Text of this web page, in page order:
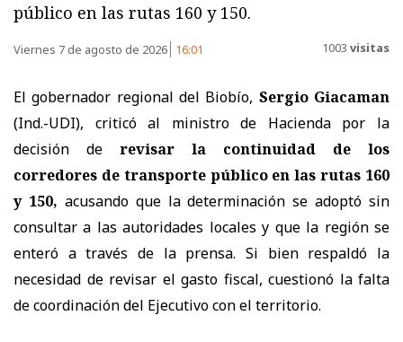
público en las rutas 160 y 150.
Viernes 7 de agosto de 2026 16:01 1003 visitas
El gobernador regional del Biobío, Sergio Giacaman
(Ind.-UDI), criticó al ministro de Hacienda por la
decisión de revisar la continuidad de los
corredores de transporte público en las rutas 160
y 150, acusando que la determinación se adoptó sin
consultar a las autoridades locales y que la región se
enteró a través de la prensa. Si bien respaldó la
necesidad de revisar el gasto fiscal, cuestionó la falta
de coordinación del Ejecutivo con el territorio.